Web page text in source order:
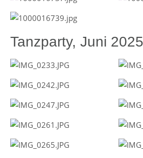
Tanzparty, Juni 2025